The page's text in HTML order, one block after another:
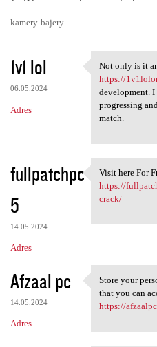
kamery-bajery
K
o
m
e
a
r
z
e
1v1 lol
06.05.2024
Adres
Not only is
Not only is it
https://
development. I
progressing
match.
fullpatchpc
5
14.05.2024
Adres
Visit here
Visit here For
https://
crack/
Afzaal pc
14.05.2024
Adres
Store your
Store your
that you can
https://